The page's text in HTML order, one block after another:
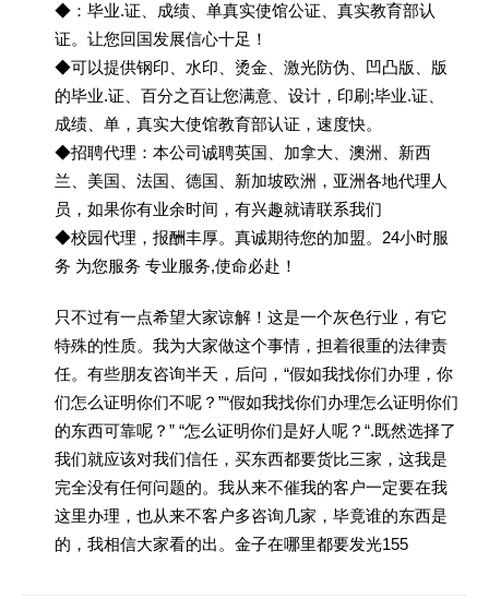
◆：毕业.证、成绩、单真实使馆公证、真实教育部认
证。让您回国发展信心十足！
◆可以提供钢印、水印、烫金、激光防伪、凹凸版、版
的毕业.证、百分之百让您满意、设计，印刷;毕业.证、
成绩、单，真实大使馆教育部认证，速度快。
◆招聘代理：本公司诚聘英国、加拿大、澳洲、新西
兰、美国、法国、德国、新加坡欧洲，亚洲各地代理人
员，如果你有业余时间，有兴趣就请联系我们
◆校园代理，报酬丰厚。真诚期待您的加盟。24小时服
务 为您服务 专业服务,使命必赴！
只不过有一点希望大家谅解！这是一个灰色行业，有它
特殊的性质。我为大家做这个事情，担着很重的法律责
任。有些朋友咨询半天，后问，“假如我找你们办理，你
们怎么证明你们不呢？”“假如我找你们办理怎么证明你们
的东西可靠呢？” “怎么证明你们是好人呢？“.既然选择了
我们就应该对我们信任，买东西都要货比三家，这我是
完全没有任何问题的。我从来不催我的客户一定要在我
这里办理，也从来不客户多咨询几家，毕竟谁的东西是
的，我相信大家看的出。金子在哪里都要发光155